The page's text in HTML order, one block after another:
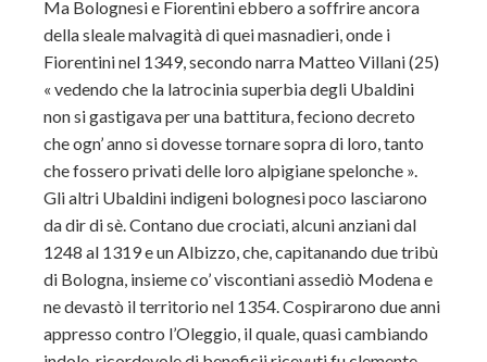
Ma Bolognesi e Fiorentini ebbero a soffrire ancora
della sleale malvagità di quei masnadieri, onde i
Fiorentini nel 1349, secondo narra Matteo Villani (25)
« vedendo che la latrocinia superbia degli Ubaldini
non si gastigava per una battitura, feciono decreto
che ogn’ anno si dovesse tornare sopra di loro, tanto
che fossero privati delle loro alpigiane spelonche ».
Gli altri Ubaldini indigeni bolognesi poco lasciarono
da dir di sè. Contano due crociati, alcuni anziani dal
1248 al 1319 e un Albizzo, che, capitanando due tribù
di Bologna, insieme co’ viscontiani assediò Modena e
ne devastò il territorio nel 1354. Cospirarono due anni
appresso contro l’Oleggio, il quale, quasi cambiando